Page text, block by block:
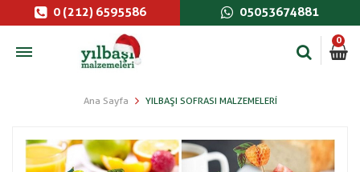
0 (212) 6595586 05053674881
0
Ana Sayfa YILBAŞI SOFRASI MALZEMELERI